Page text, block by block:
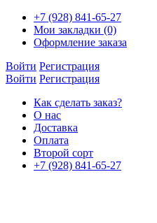
+7 (928) 841-65-27
Мои закладки (0)
Оформление заказа
Войти Регистрация
Войти Регистрация
Как сделать заказ?
О нас
Доставка
Оплата
Второй сорт
+7 (928) 841-65-27